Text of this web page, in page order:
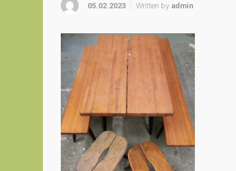
05.02.2023 Written by admin